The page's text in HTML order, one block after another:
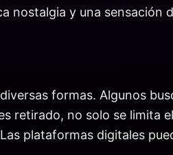
nostalgia y una sensación
formas. Algunos
retirado, no solo se limita
plataformas digitales